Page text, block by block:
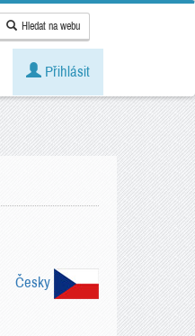
Hledat na webu
Přihlásit
Česky